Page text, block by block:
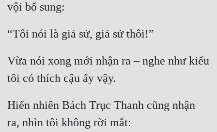
vội bổ sung:
“Tôi nói là giả sử, giả sử thôi!”
Vừa nói xong mới nhận ra – nghe như kiểu
tôi có thích cậu ấy vậy.
Hiển nhiên Bách Trục Thanh cũng nhận
ra, nhìn tôi không rời mắt: